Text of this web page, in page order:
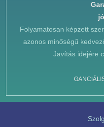
Folyamatosan képzett
azonos minőségű
Javítás idejére